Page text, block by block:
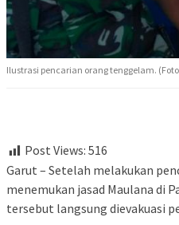
Ilustrasi pencarian orang tenggelam.
Post Views: 516
Garut – Setelah melakukan
menemukan jasad Maulana di
tersebut langsung dievakuasi